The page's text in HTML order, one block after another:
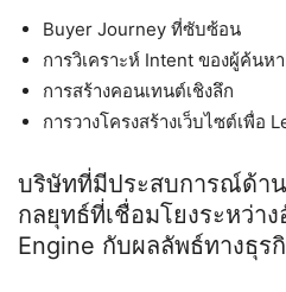
Buyer Journey ที่ซับซ้อน
การวิเคราะห์ Intent ของผู้ค้นหา
การสร้างคอนเทนต์เชิงลึก
การวางโครงสร้างเว็บไซต์เพื่อ
บริษัทที่มีประสบการณ์ด้าน
กลยุทธ์ที่เชื่อมโยงระหว่า
Engine กับผลลัพธ์ทางธุร